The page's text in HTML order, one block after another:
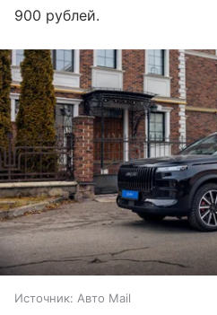
900 рублей.
Источник: Авто Mail